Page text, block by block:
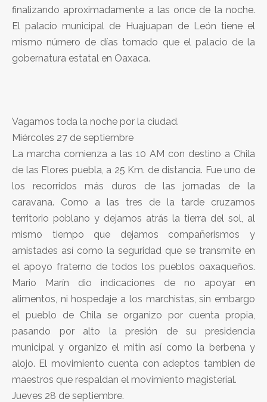
finalizando aproximadamente a las once de la noche.
El palacio municipal de Huajuapan de León tiene el
mismo número de días tomado que el palacio de la
gobernatura estatal en Oaxaca.
Vagamos toda la noche por la ciudad.
Miércoles 27 de septiembre
La marcha comienza a las 10 AM con destino a Chila
de las Flores puebla, a 25 Km. de distancia. Fue uno de
los recorridos más duros de las jornadas de la
caravana. Como a las tres de la tarde cruzamos
territorio poblano y dejamos atrás la tierra del sol, al
mismo tiempo que dejamos compañerismos y
amistades así como la seguridad que se transmite en
el apoyo fraterno de todos los pueblos oaxaqueños.
Mario Marín dio indicaciones de no apoyar en
alimentos, ni hospedaje a los marchistas, sin embargo
el pueblo de Chila se organizo por cuenta propia,
pasando por alto la presión de su presidencia
municipal y organizo el mitin así como la berbena y
alojo. El movimiento cuenta con adeptos tambien de
maestros que respaldan el movimiento magisterial.
Jueves 28 de septiembre.